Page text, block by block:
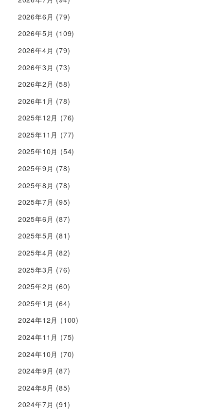
2026年6月 (79)
2026年5月 (109)
2026年4月 (79)
2026年3月 (73)
2026年2月 (58)
2026年1月 (78)
2025年12月 (76)
2025年11月 (77)
2025年10月 (54)
2025年9月 (78)
2025年8月 (78)
2025年7月 (95)
2025年6月 (87)
2025年5月 (81)
2025年4月 (82)
2025年3月 (76)
2025年2月 (60)
2025年1月 (64)
2024年12月 (100)
2024年11月 (75)
2024年10月 (70)
2024年9月 (87)
2024年8月 (85)
2024年7月 (91)